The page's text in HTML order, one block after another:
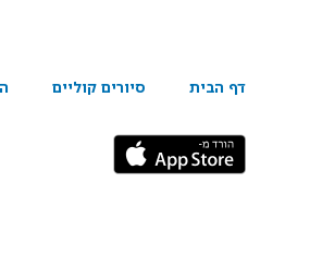
דף הבית סיורים קוליים